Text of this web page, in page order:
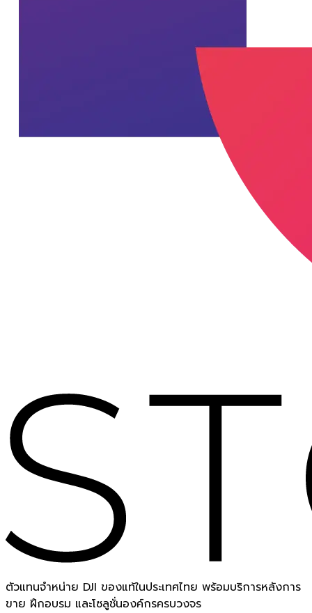
ตัวแทนจำหน่าย DJI ของแท้ในประเทศไทย พร้อมบริการหลังการ
ขาย ฝึกอบรม และโซลูชั่นองค์กรครบวงจร